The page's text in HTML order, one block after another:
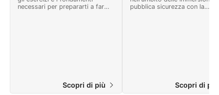
necessari per prepararti a far
Scopri di più
pubblica sicurezza con la
Scopri di